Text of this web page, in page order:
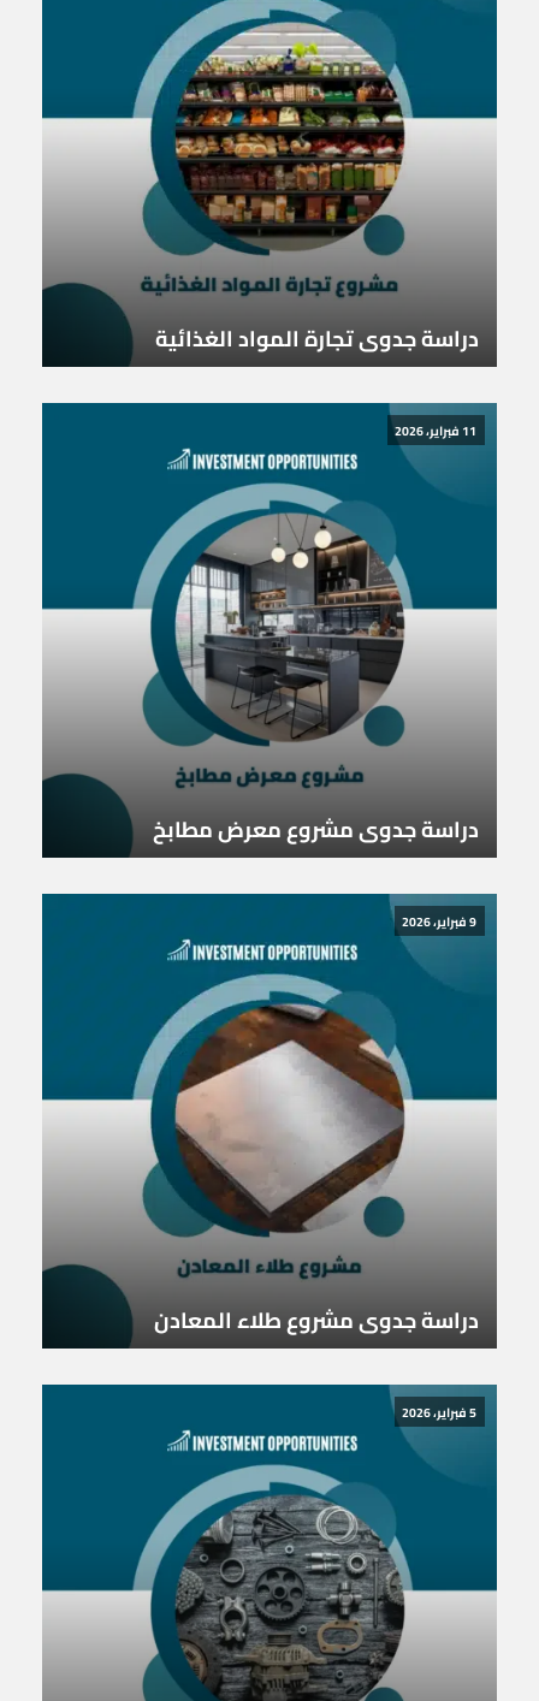
دراسة جدوى تجارة المواد الغذائية
11 فبراير، 2026
دراسة جدوى مشروع معرض مطابخ
9 فبراير، 2026
دراسة جدوى مشروع طلاء المعادن
5 فبراير، 2026